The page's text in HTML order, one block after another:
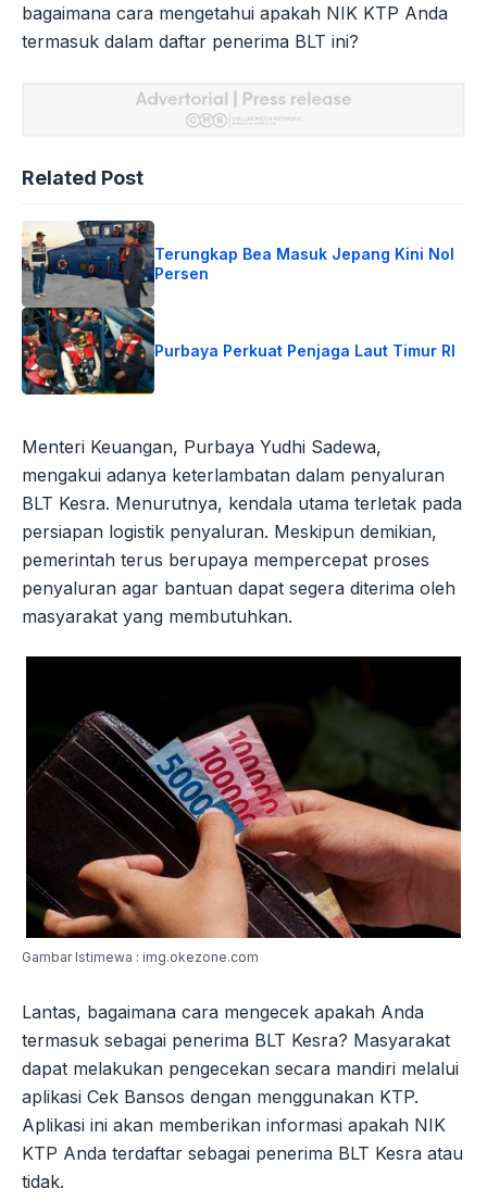
bagaimana cara mengetahui apakah NIK KTP Anda
termasuk dalam daftar penerima BLT ini?
Related Post
Terungkap Bea Masuk Jepang Kini Nol
Persen
Purbaya Perkuat Penjaga Laut Timur RI
Menteri Keuangan, Purbaya Yudhi Sadewa,
mengakui adanya keterlambatan dalam penyaluran
BLT Kesra. Menurutnya, kendala utama terletak pada
persiapan logistik penyaluran. Meskipun demikian,
pemerintah terus berupaya mempercepat proses
penyaluran agar bantuan dapat segera diterima oleh
masyarakat yang membutuhkan.
Gambar Istimewa : img.okezone.com
Lantas, bagaimana cara mengecek apakah Anda
termasuk sebagai penerima BLT Kesra? Masyarakat
dapat melakukan pengecekan secara mandiri melalui
aplikasi Cek Bansos dengan menggunakan KTP.
Aplikasi ini akan memberikan informasi apakah NIK
KTP Anda terdaftar sebagai penerima BLT Kesra atau
tidak.